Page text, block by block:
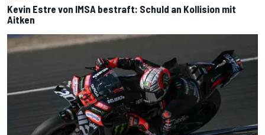
Kevin Estre von IMSA bestraft: Schuld an Kollision mit
Aitken